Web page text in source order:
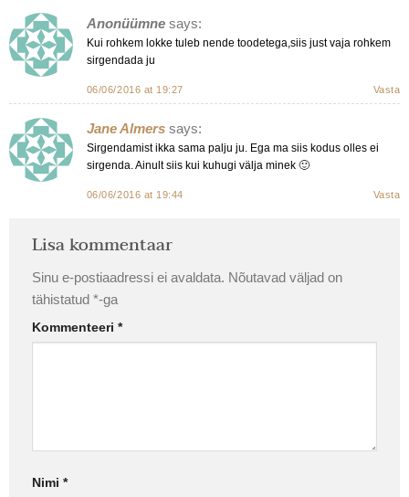
Anonüümne says:
Kui rohkem lokke tuleb nende toodetega,siis just vaja rohkem
sirgendada ju
06/06/2016 at 19:27 Vasta
Jane Almers says:
Sirgendamist ikka sama palju ju. Ega ma siis kodus olles ei
sirgenda. Ainult siis kui kuhugi välja minek 🙂
06/06/2016 at 19:44 Vasta
Lisa kommentaar
Sinu e-postiaadressi ei avaldata. Nõutavad väljad on
tähistatud *-ga
Kommenteeri *
Nimi *